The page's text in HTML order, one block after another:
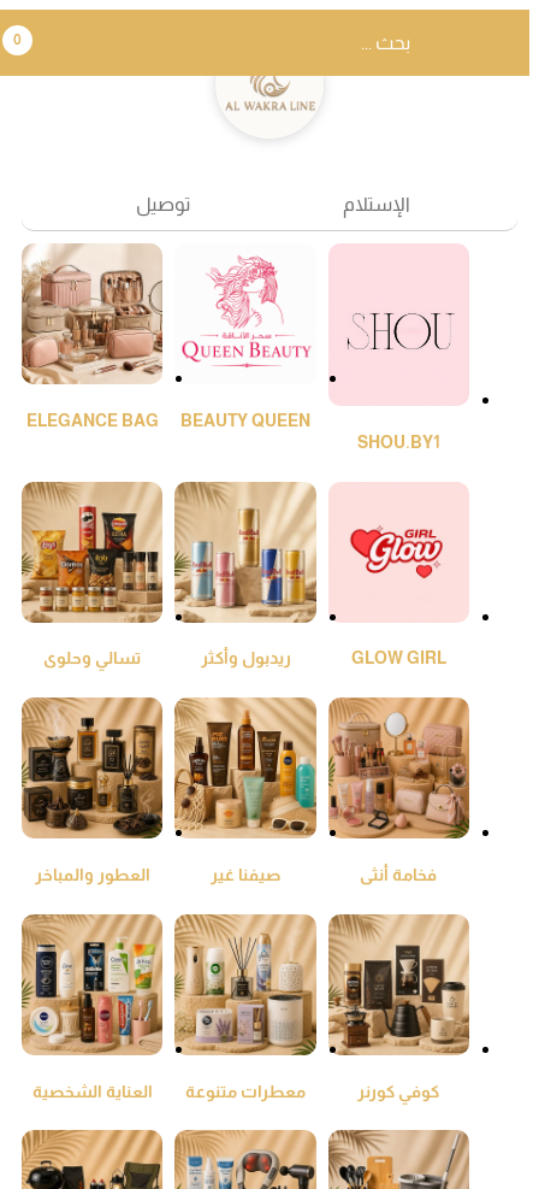
0
الإستلام توصيل
SHOU.BY1
BEAUTY QUEEN
ELEGANCE BAG
GLOW GIRL ريدبول وأكثر تسالي وحلوى
فخامة أنثى صيفنا غير
العطور والمباخر
كوفي كورنر
معطرات متنوعة
العناية الشخصية